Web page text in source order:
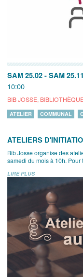
SAM 25.02 - SAM 25.11
10:00
BIB JOSSE,
ATELIER COMMUNAL
ATELIERS
Bib Josse organise des
samedi du mois à 10h. Pour
LIRE PLUS